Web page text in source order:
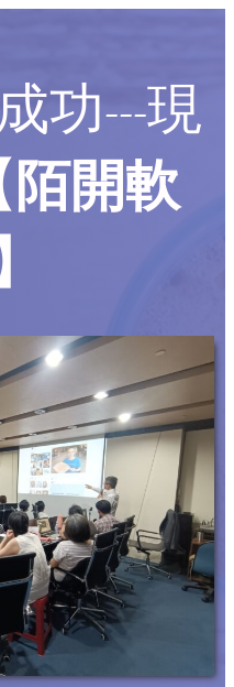
功---現
陌開軟